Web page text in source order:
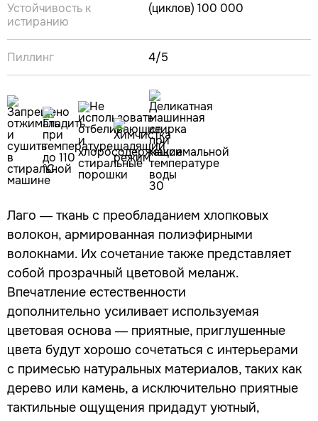
Устойчивость к
истиранию
(циклов) 100 000
Пиллинг 4/5
Лаго — ткань с преобладанием хлопковых
волокон, армированная полиэфирными
волокнами. Их сочетание также представляет
собой прозрачный цветовой меланж.
Впечатление естественности
дополнительно усиливает используемая
цветовая основа — приятные, приглушенные
цвета будут хорошо сочетаться с интерьерами
с примесью натуральных материалов, таких как
дерево или камень, а исключительно приятные
тактильные ощущения придадут уютный,